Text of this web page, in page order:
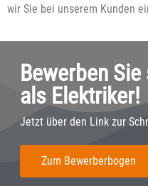
wir Sie bei unserem Kunden
Bewerben
als Elektriker!
Jetzt über den Link zur
Zum Bewerberbogen